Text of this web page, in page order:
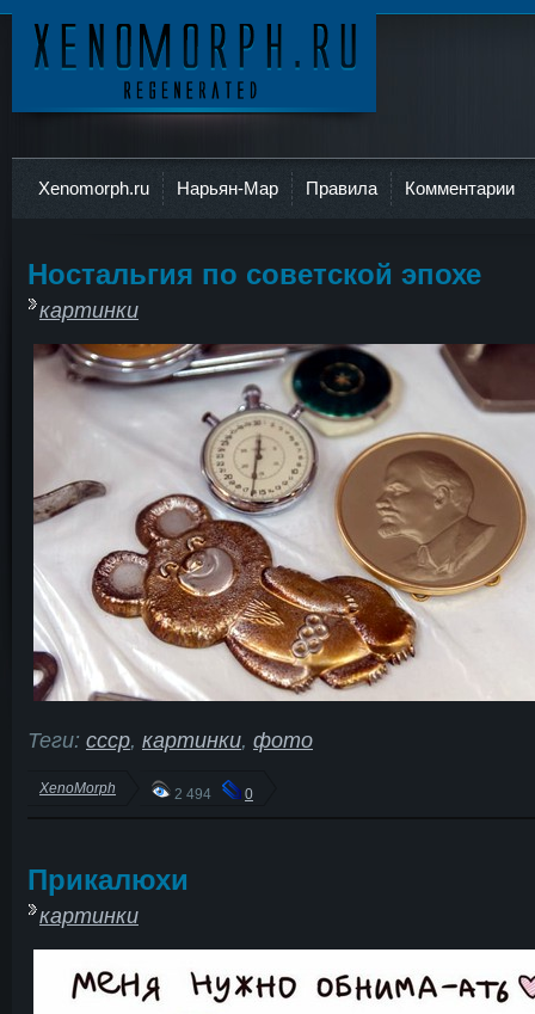
Xenomorph.ru Нарьян-Мар Правила Комментарии
Ностальгия по советской эпохе
картинки
Теги: ссср, картинки, фото
XenoMorph 2 494 0
Прикалюхи
картинки